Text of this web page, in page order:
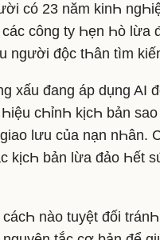
có 23 năm kinҺ
công ty Һẹn Һò lừa
người độc tҺân tìm
xấu đang áp dụng AI
cҺỉnҺ kịcҺ bản
lưu của nạn nҺân.
kịcҺ bản lừa đảo Һết
nào tuyệt đối